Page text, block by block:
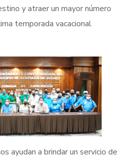
y atraer un mayor número
temporada vacacional
ayudan a brindar un servicio de